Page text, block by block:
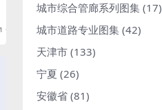
1.98
城市综合管廊系列图集 (17)
城市道路专业图集 (42)
天津市 (133)
宁夏 (26)
安徽省 (81)